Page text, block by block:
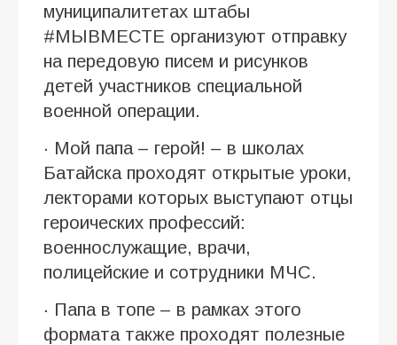
муниципалитетах штабы
#МЫВМЕСТЕ организуют отправку
на передовую писем и рисунков
детей участников специальной
военной операции.
· Мой папа – герой! – в школах
Батайска проходят открытые уроки,
лекторами которых выступают отцы
героических профессий:
военнослужащие, врачи,
полицейские и сотрудники МЧС.
· Папа в топе – в рамках этого
формата также проходят полезные